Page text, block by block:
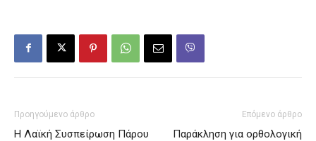
Προηγούμενο άρθρο
Η Λαϊκή Συσπείρωση Πάρου
Επόμενο άρθρο
Παράκληση για ορθολογική